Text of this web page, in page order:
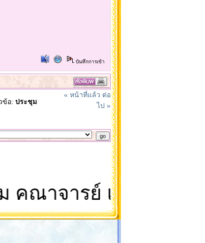
บันทึกการเข้า
อ: ประชุม
« หน้าที่แล้ว ต่อ
ไป »
ารย์ และนิสิตเก่าทุ